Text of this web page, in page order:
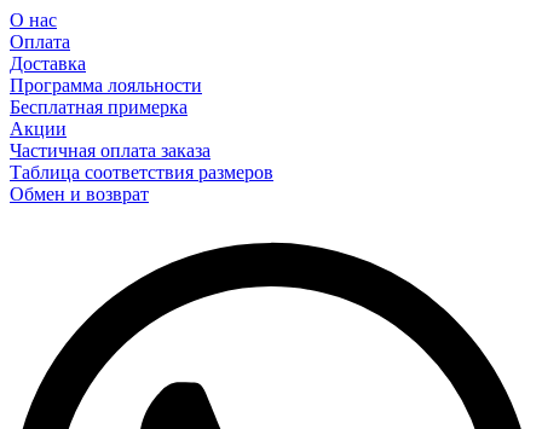
О нас
Оплата
Доставка
Программа лояльности
Бесплатная примерка
Акции
Частичная оплата заказа
Таблица соответствия размеров
Обмен и возврат